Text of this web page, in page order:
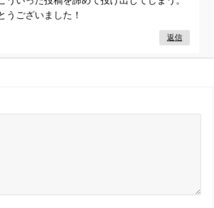
うございました！
返信